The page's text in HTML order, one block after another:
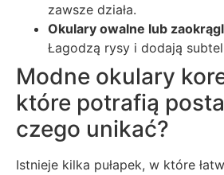
zawsze działa.
Okulary owalne lub
Łagodzą rysy i dodają
Modne okulary
które potrafią
czego unikać?
Istnieje kilka pułapek, w które